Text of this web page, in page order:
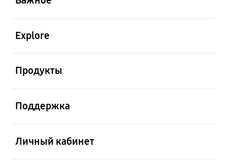
Explore
Продукты
Поддержка
Личный кабинет